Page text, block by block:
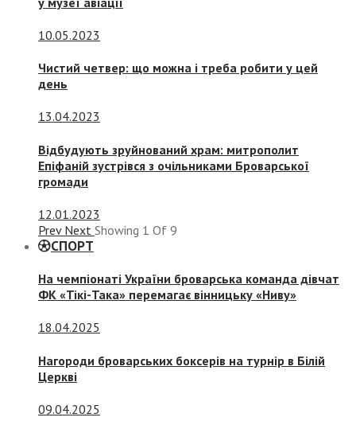
10.05.2023
Чистий четвер: що можна і треба робити у цей
день
13.04.2023
Відбудують зруйнований храм: митрополит
Епіфаній зустрівся з очільниками Броварської
громади
12.01.2023
Prev Next Showing 1 Of 9
СПОРТ
На чемпіонаті України броварська команда дівчат
ФК «Тікі-Така» перемагає вінницьку «Ниву»
18.04.2025
Нагороди броварських боксерів на турнір в Білій
Церкві
09.04.2025